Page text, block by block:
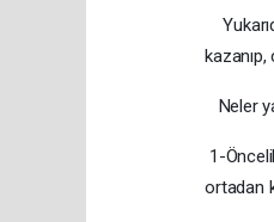
Neler
1-
ortadan